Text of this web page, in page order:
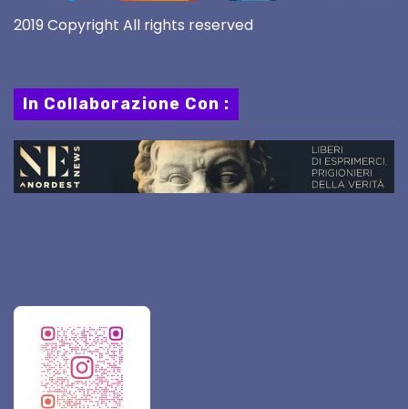
2019 Copyright All rights reserved
In Collaborazione Con :